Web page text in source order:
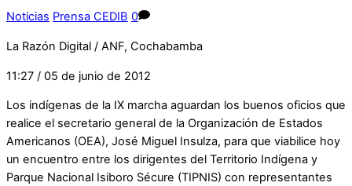
Noticias Prensa CEDIB 0
La Razón Digital / ANF, Cochabamba
11:27 / 05 de junio de 2012
Los indígenas de la IX marcha aguardan los buenos oficios que
realice el secretario general de la Organización de Estados
Americanos (OEA), José Miguel Insulza, para que viabilice hoy
un encuentro entre los dirigentes del Territorio Indígena y
Parque Nacional Isiboro Sécure (TIPNIS) con representantes